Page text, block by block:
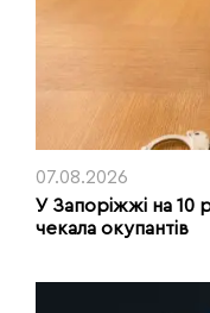
07.08.2026
У Запоріжжі на 10
чекала окупантів